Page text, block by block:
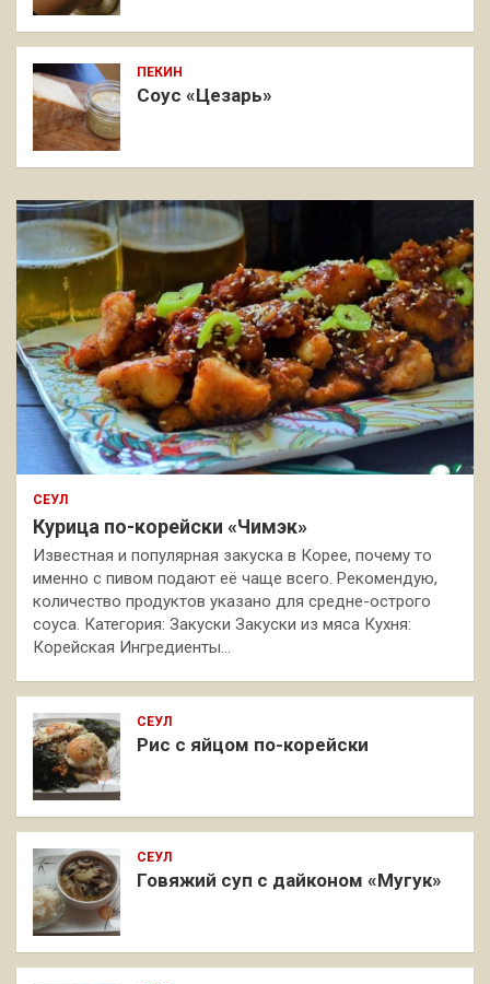
ПЕКИН
Соус «Цезарь»
СЕУЛ
Курица по-корейски «Чимэк»
Известная и популярная закуска в Корее, почему то
именно с пивом подают её чаще всего. Рекомендую,
количество продуктов указано для средне-острого
соуса. Категория: Закуски Закуски из мяса Кухня:
Корейская Ингредиенты…
СЕУЛ
Рис с яйцом по-корейски
СЕУЛ
Говяжий суп с дайконом «Мугук»